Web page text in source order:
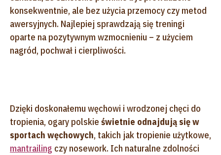
konsekwentnie, ale bez użycia przemocy czy metod
awersyjnych. Najlepiej sprawdzają się treningi
oparte na pozytywnym wzmocnieniu – z użyciem
nagród, pochwał i cierpliwości.
Dzięki doskonałemu węchowi i wrodzonej chęci do
tropienia, ogary polskie świetnie odnajdują się w
sportach węchowych, takich jak tropienie użytkowe,
mantrailing czy nosework. Ich naturalne zdolności